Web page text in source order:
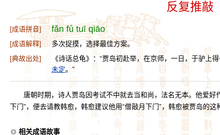
反复推敲
[成语拼音] fǎn fù tuī qiāo
[成语解释]
多次捉摸，选择最佳方案。
[典故出处]
《诗话总龟》：“贾岛初赴举，在京师，一日，于驴上
未定。”
唐朝时期，诗人贾岛因考试不中就去当和尚，法名无本。他爱
下门”，便去请教韩愈，韩愈建议他用“僧敲月下门”，韩愈被贾岛的
相关成语故事